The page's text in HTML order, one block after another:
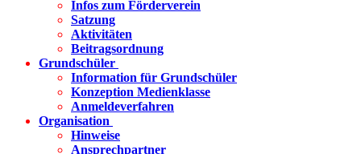
Infos zum Förderverein
Satzung
Aktivitäten
Beitragsordnung
Grundschüler
Information für Grundschüler
Konzeption Medienklasse
Anmeldeverfahren
Organisation
Hinweise
Ansprechpartner